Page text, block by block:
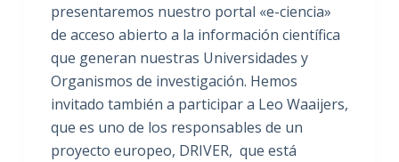
presentaremos nuestro portal «e-ciencia»
de acceso abierto a la información científica
que generan nuestras Universidades y
Organismos de investigación. Hemos
invitado también a participar a Leo Waaijers,
que es uno de los responsables de un
proyecto europeo, DRIVER, que está